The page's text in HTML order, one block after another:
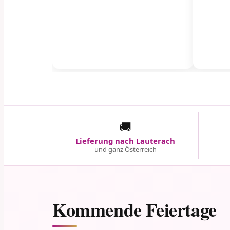
🚚
Lieferung nach Lauterach
und ganz Österreich
Kommende Feiertage